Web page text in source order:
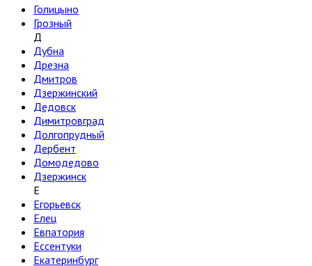
Голицыно
Грозный
Д
Дубна
Дрезна
Дмитров
Дзержинский
Дедовск
Димитровград
Долгопрудный
Дербент
Домодедово
Дзержинск
Е
Егорьевск
Елец
Евпатория
Ессентуки
Екатеринбург